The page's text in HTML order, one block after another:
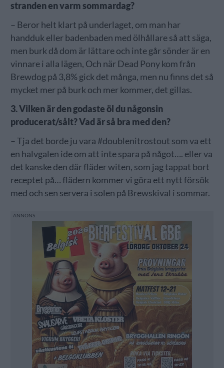
stranden en varm sommardag?
– Beror helt klart på underlaget, om man har
handduk eller badenbaden med ölhållare så att säga,
men burk då dom är lättare och inte går sönder är en
vinnare i alla lägen, Och när Dead Pony kom från
Brewdog på 3,8% gick det många, men nu finns det så
mycket mer på burk och mer kommer, det gillas.
3. Vilken är den godaste öl du någonsin
producerat/sålt? Vad är så bra med den?
– Tja det borde ju vara #doublenitrostout som va ett
en halvgalen ide om att inte spara på något…. eller va
det kanske den där fläder witen, som jag tappat bort
receptet på… flädern kommer vi göra ett nytt försök
med och sen servera i solen på Brewskival i sommar.